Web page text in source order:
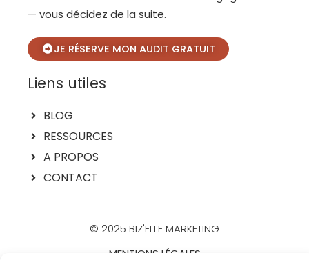
— vous décidez de la suite.
JE RÉSERVE MON AUDIT GRATUIT
Liens utiles
BLOG
RESSOURCES
A PROPOS
CONTACT
© 2025 BIZ'ELLE MARKETING
MENTIONS LÉGALES